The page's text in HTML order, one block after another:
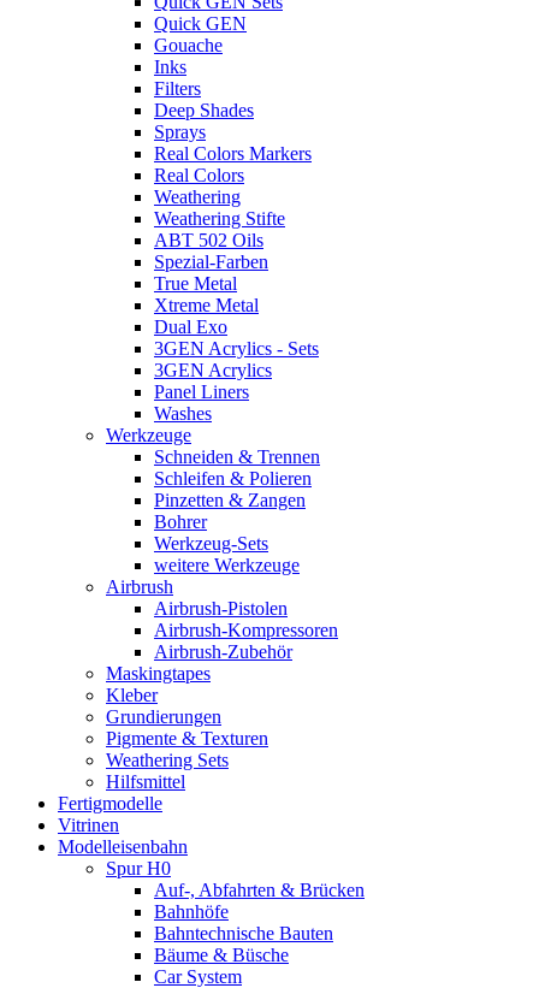
Quick GEN
Gouache
Inks
Filters
Deep Shades
Sprays
Real Colors Markers
Real Colors
Weathering
Weathering Stifte
ABT 502 Oils
Spezial-Farben
True Metal
Xtreme Metal
Dual Exo
3GEN Acrylics - Sets
3GEN Acrylics
Panel Liners
Washes
Werkzeuge
Schneiden & Trennen
Schleifen & Polieren
Pinzetten & Zangen
Bohrer
Werkzeug-Sets
weitere Werkzeuge
Airbrush
Airbrush-Pistolen
Airbrush-Kompressoren
Airbrush-Zubehör
Maskingtapes
Kleber
Grundierungen
Pigmente & Texturen
Weathering Sets
Hilfsmittel
Fertigmodelle
Vitrinen
Modelleisenbahn
Spur H0
Auf-, Abfahrten & Brücken
Bahnhöfe
Bahntechnische Bauten
Bäume & Büsche
Car System